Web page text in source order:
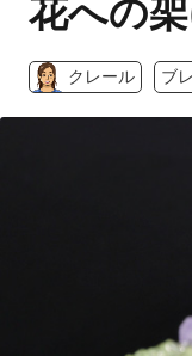
花への
クレール ブ